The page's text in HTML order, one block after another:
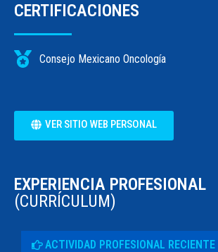
CERTIFICACIONES
Consejo Mexicano Oncología
VER SITIO WEB PERSONAL
EXPERIENCIA PROFESIONAL
(CURRÍCULUM)
ACTIVIDAD PROFESIONAL RECIENTE